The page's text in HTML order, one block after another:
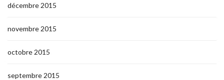
décembre 2015
novembre 2015
octobre 2015
septembre 2015